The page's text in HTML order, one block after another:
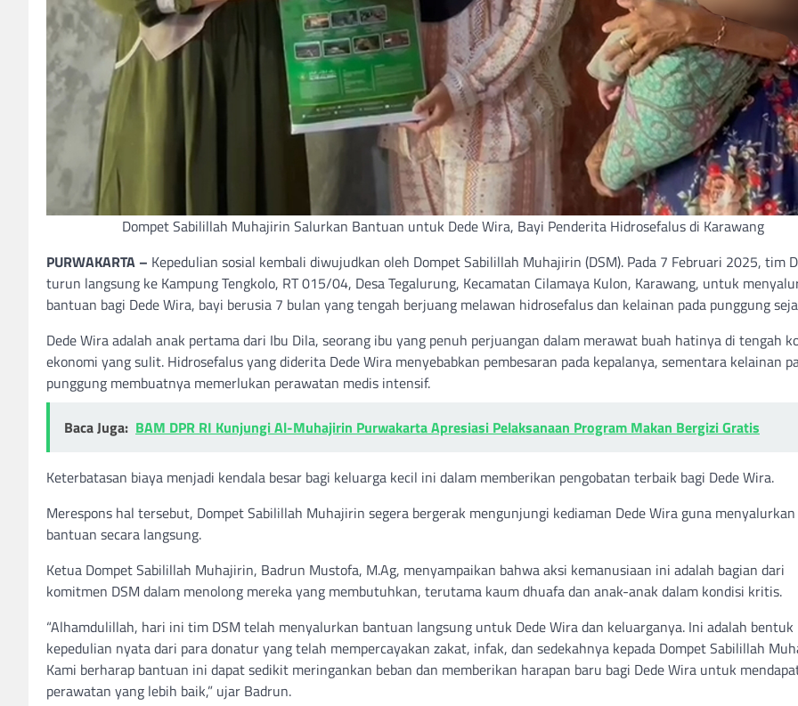
Dompet Sabilillah Muhajirin Salurkan Bantuan untuk Dede Wira, Bayi Penderita Hidrosefalus di Karawang
PURWAKARTA – Kepedulian sosial kembali diwujudkan oleh Dompet Sabilillah Muhajirin (DSM). Pada 7 Februari 2025, tim
turun langsung ke Kampung Tengkolo, RT 015/04, Desa Tegalurung, Kecamatan Cilamaya Kulon, Karawang, untuk
bantuan bagi Dede Wira, bayi berusia 7 bulan yang tengah berjuang melawan hidrosefalus dan kelainan pada punggung
Dede Wira adalah anak pertama dari Ibu Dila, seorang ibu yang penuh perjuangan dalam merawat buah hatinya di tengah
ekonomi yang sulit. Hidrosefalus yang diderita Dede Wira menyebabkan pembesaran pada kepalanya, sementara kelainan
punggung membuatnya memerlukan perawatan medis intensif.
Baca Juga: BAM DPR RI Kunjungi Al-Muhajirin Purwakarta Apresiasi Pelaksanaan Program Makan Bergizi Gratis
Keterbatasan biaya menjadi kendala besar bagi keluarga kecil ini dalam memberikan pengobatan terbaik bagi Dede Wira.
Merespons hal tersebut, Dompet Sabilillah Muhajirin segera bergerak mengunjungi kediaman Dede Wira guna menyalurkan
bantuan secara langsung.
Ketua Dompet Sabilillah Muhajirin, Badrun Mustofa, M.Ag, menyampaikan bahwa aksi kemanusiaan ini adalah bagian dari
komitmen DSM dalam menolong mereka yang membutuhkan, terutama kaum dhuafa dan anak-anak dalam kondisi kritis.
“Alhamdulillah, hari ini tim DSM telah menyalurkan bantuan langsung untuk Dede Wira dan keluarganya. Ini adalah bentuk
kepedulian nyata dari para donatur yang telah mempercayakan zakat, infak, dan sedekahnya kepada Dompet Sabilillah
Kami berharap bantuan ini dapat sedikit meringankan beban dan memberikan harapan baru bagi Dede Wira untuk
perawatan yang lebih baik,” ujar Badrun.